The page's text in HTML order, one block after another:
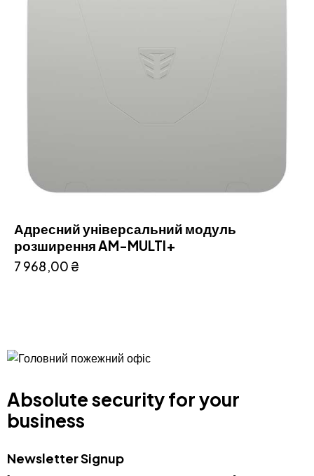
Адресний універсальний модуль
розширення AM-MULTI+
7 968,00₴
Absolute security for your
business
Newsletter Signup